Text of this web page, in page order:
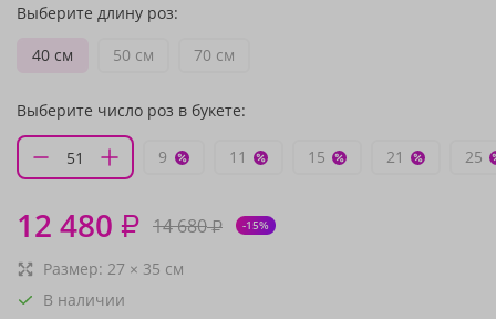
Выберите длину роз:
40 см
50 см 70 см
Выберите число роз в букете:
9 11 15 21 25
12 480 ₽ 14 680₽ -15%
Размер: 27 × 35 см
В наличии